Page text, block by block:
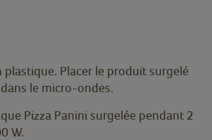
plastique. Placer le produit surgelé
le micro-ondes.
Pizza Panini surgelée pendant 2
W.